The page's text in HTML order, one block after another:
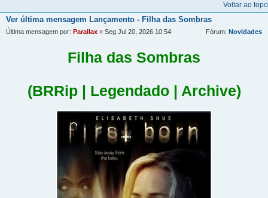
Voltar ao topo
Ver última mensagem Lançamento - Filha das Sombras
Última mensagem por: Parallax » Seg Jul 20, 2026 10:54 Fórum: Novidades
Filha das Sombras
(BRRip | Legendado | Archive)